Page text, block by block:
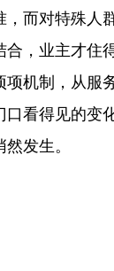
，而对特殊人
，业主才住
项机制，从服
看得见的变
发生。